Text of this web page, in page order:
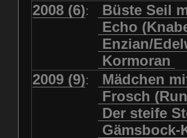
2008 (6):
Büste Seil
Echo
Enzian/
Kormoran
2009 (9):
Mädchen
Frosch
Der steife
Gämsbock-